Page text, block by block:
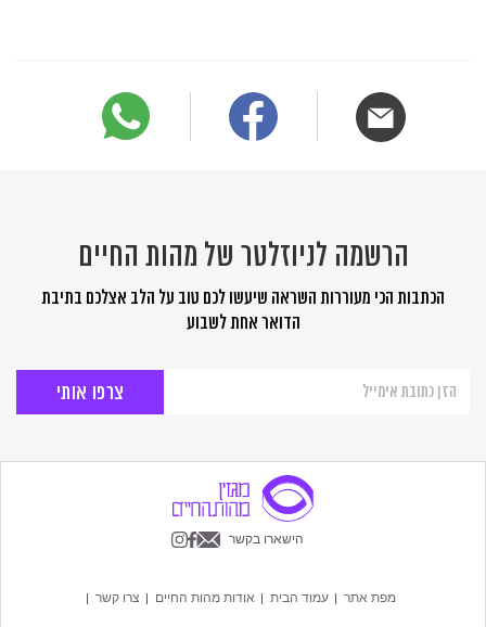
הרשמה לניוזלטר של מהות החיים
הכתבות הכי מעוררות השראה שיעשו לכם טוב על הלב אצלכם בתיבת
הדואר אחת לשבוע
לניוזלטר
החיים
הישארו בקשר
מפת אתר עמוד הבית אודות מהות החיים צרו קשר